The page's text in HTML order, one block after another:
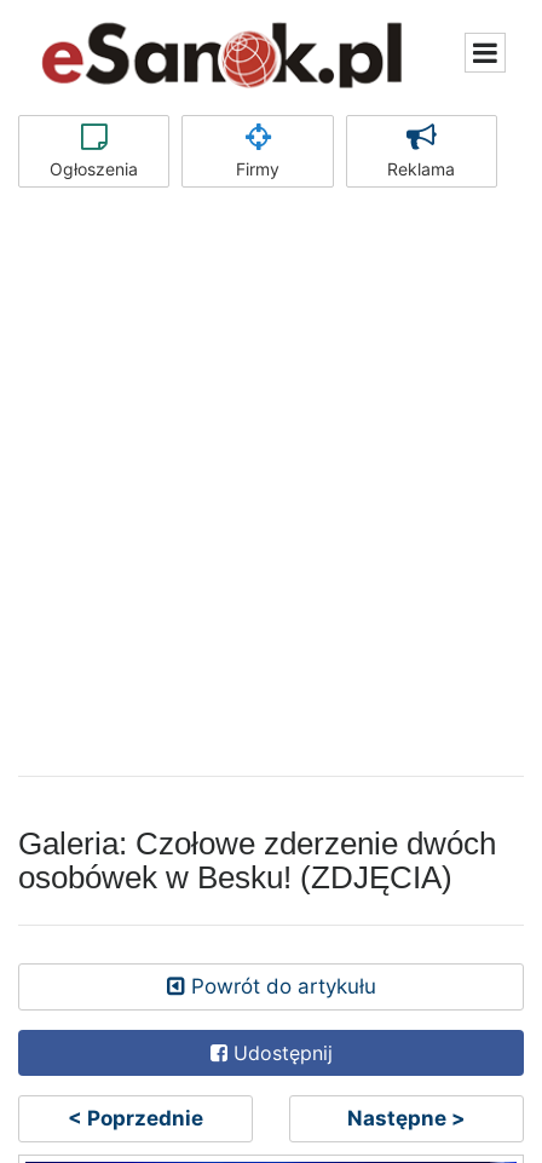
Ogłoszenia Firmy Reklama
Galeria: Czołowe zderzenie dwóch
osobówek w Besku! (ZDJĘCIA)
Powrót do artykułu
Udostępnij
< Poprzednie Następne >